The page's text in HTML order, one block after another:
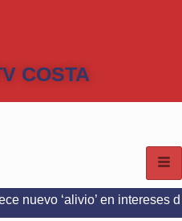
COSTA
en intereses del Predial